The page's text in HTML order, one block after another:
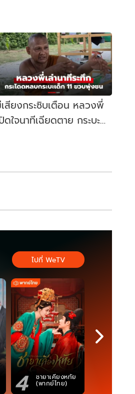
สียงกระซิบเตือน หลวงพี่
ดใจนาทีเฉียดตาย กระบะ
4 ชายาเคียงหทัย
(พากย์ไทย) 5
ไปที่ WeTV